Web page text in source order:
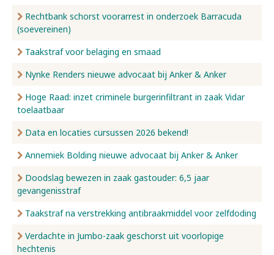
Rechtbank schorst voorarrest in onderzoek Barracuda
(soevereinen)
Taakstraf voor belaging en smaad
Nynke Renders nieuwe advocaat bij Anker & Anker
Hoge Raad: inzet criminele burgerinfiltrant in zaak Vidar
toelaatbaar
Data en locaties cursussen 2026 bekend!
Annemiek Bolding nieuwe advocaat bij Anker & Anker
Doodslag bewezen in zaak gastouder: 6,5 jaar
gevangenisstraf
Taakstraf na verstrekking antibraakmiddel voor zelfdoding
Verdachte in Jumbo-zaak geschorst uit voorlopige
hechtenis